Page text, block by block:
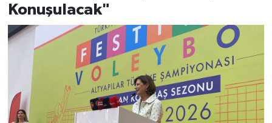
Konuşulacak"